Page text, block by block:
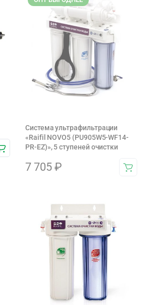
Система ультрафильтрации
«Raifil NOVO5 (PU905W5-WF14-
PR-EZ)», 5 ступеней очистки
7 705 ₽